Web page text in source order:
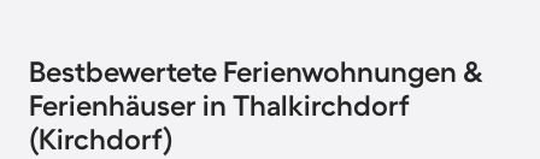
Bestbewertete Ferienwohnungen &
Ferienhäuser in Thalkirchdorf
(Kirchdorf)